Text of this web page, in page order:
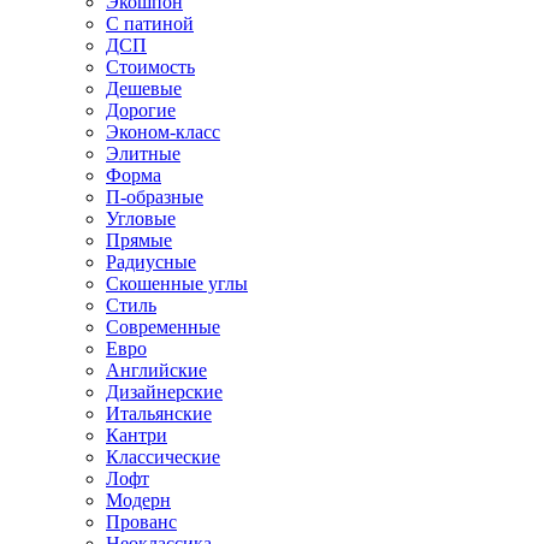
С патиной
ДСП
Стоимость
Дешевые
Дорогие
Эконом-класс
Элитные
Форма
П-образные
Угловые
Прямые
Радиусные
Скошенные углы
Стиль
Современные
Евро
Английские
Дизайнерские
Итальянские
Кантри
Классические
Лофт
Модерн
Прованс